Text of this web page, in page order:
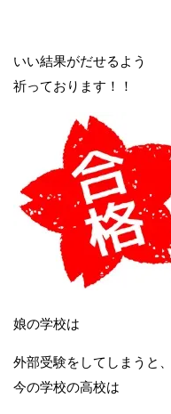
いい結果がだせるよう
祈っております！！
娘の学校は
外部受験をしてしまうと、
今の学校の高校は